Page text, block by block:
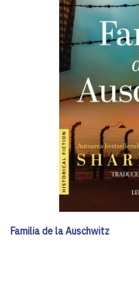
Familia de la Auschwitz